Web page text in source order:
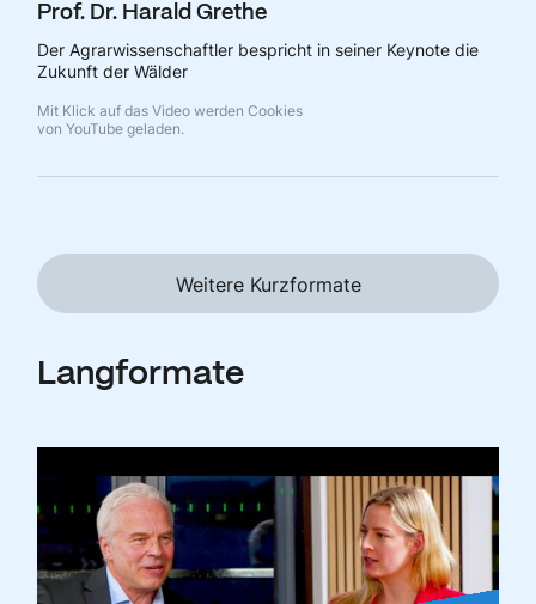
Prof. Dr. Harald Grethe
Der Agrarwissenschaftler bespricht in seiner Keynote die
Zukunft der Wälder
Mit Klick auf das Video werden Cookies
von YouTube geladen.
Weitere Kurzformate
Langformate